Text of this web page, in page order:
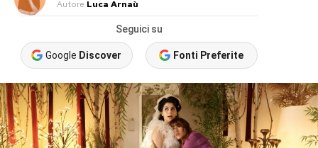
Autore Luca Arnaù
Seguici su
Google Discover Fonti Preferite